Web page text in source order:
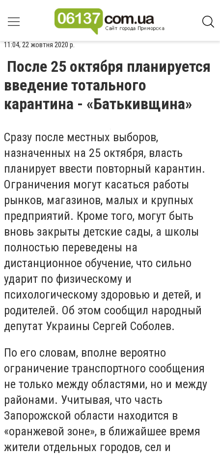
11:04, 22 жовтня 2020 р.
После 25 октября планируется
введение тотального
карантина - «Батькивщина»
Сразу после местных выборов,
назначенных на 25 октября, власть
планирует ввести повторный карантин.
Ограничения могут касаться работы
рынков, магазинов, малых и крупных
предприятий. Кроме того, могут быть
вновь закрыты детские сады, а школы
полностью переведены на
дистанционное обучение, что сильно
ударит по физическому и
психологическому здоровью и детей, и
родителей. Об этом сообщил народный
депутат Украины Сергей Соболев.
По его словам, вполне вероятно
ограничение транспортного сообщения
не только между областями, но и между
районами. Учитывая, что часть
Запорожской области находится в
«оранжевой зоне», в ближайшее время
жители отдельных городов, сел и